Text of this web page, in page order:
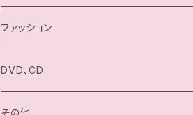
駿河メイ
小石川チエ
桐原季子
ファッション
チョコプロ／ChocoPro
高梨将弘／Masahiro Takanashi
DVD、CD
その他